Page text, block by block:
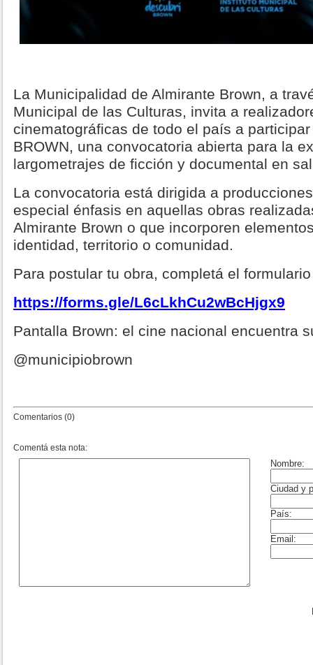
La Municipalidad de Almirante Brown, a
Municipal de las Culturas, invita a
cinematográficas de todo el país a participar
BROWN, una convocatoria abierta para la
largometrajes de ficción y documental en
La convocatoria está dirigida a
especial énfasis en aquellas obras
Almirante Brown o que incorporen
identidad, territorio o comunidad.
Para postular tu obra, completá el
https://forms.gle/L6cLkhCu2wBcHjgx9
Pantalla Brown: el cine nacional encuentra
@municipiobrown
Comentarios (0)
Comentá esta nota: